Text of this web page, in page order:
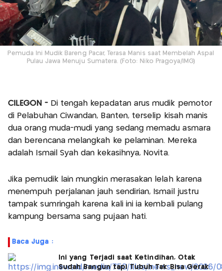
Pemuda Ini Mudik Bareng Pacar, Terasa Manis saat Membelah Aspal
Pulau Jawa Menuju Sumatera. (Foto: Niko Pragoya/IMG)
CILEGON - Di tengah kepadatan arus mudik pemotor
di Pelabuhan Ciwandan, Banten, terselip kisah manis
dua orang muda-mudi yang sedang memadu asmara
dan berencana melangkah ke pelaminan. Mereka
adalah Ismail Syah dan kekasihnya, Novita.
Jika pemudik lain mungkin merasakan lelah karena
menempuh perjalanan jauh sendirian, Ismail justru
tampak sumringah karena kali ini ia kembali pulang
kampung bersama sang pujaan hati.
Baca Juga :
Ini yang Terjadi saat Ketindihan, Otak
Sudah Bangun tapi Tubuh Tak Bisa Gerak